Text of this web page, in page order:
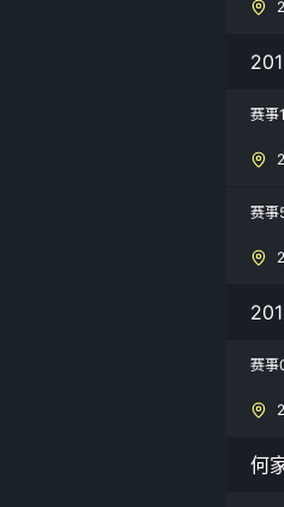
赛事
赛事
赛事
何